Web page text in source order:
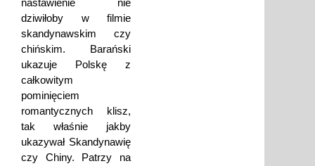
nastawienie nie
dziwiłoby w filmie
skandynawskim czy
chińskim. Barański
ukazuje Polskę z
całkowitym
pominięciem
romantycznych klisz,
tak właśnie jakby
ukazywał Skandynawię
czy Chiny. Patrzy na